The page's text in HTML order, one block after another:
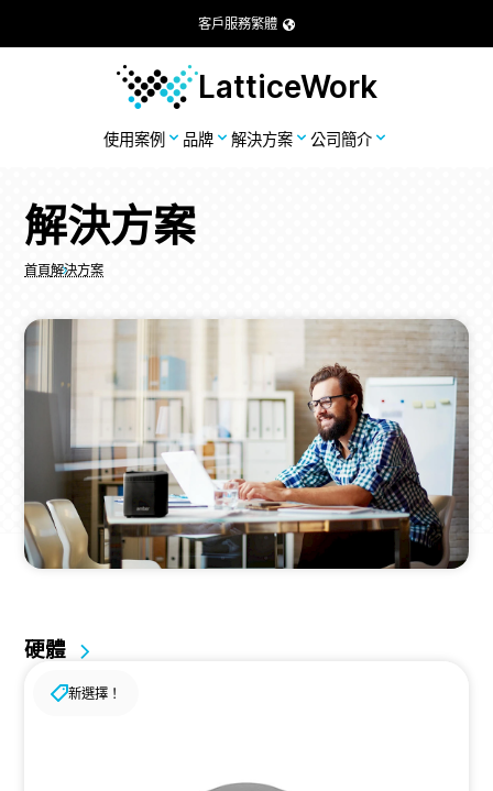
客戶服務繁體
LatticeWork
使用案例 品牌 解決方案 公司簡介
解決方案
Breadcrumbs
首頁解決方案
硬體
新選擇！